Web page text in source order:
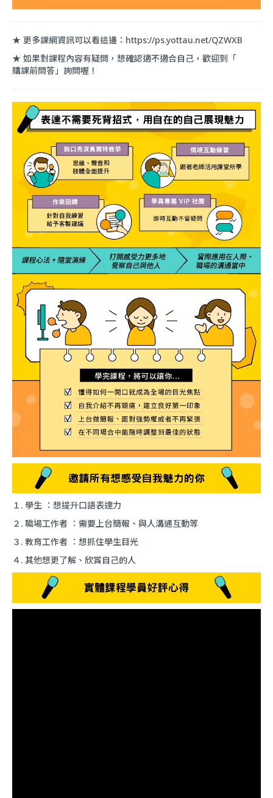
★ 更多課綱資訊可以看這邊： https://ps.yottau.net/QZWXB
★ 如果對課程內容有疑問，想確認適不適合自己，歡迎到「
購課前問答」詢問喔！
１. 學生 ：想提升口語表達力
２. 職場工作者 ：需要上台簡報、與人溝通互動等
３. 教育工作者 ：想抓住學生目光
４. 其他想更了解、欣賞自己的人